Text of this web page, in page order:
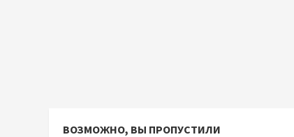
ВОЗМОЖНО, ВЫ ПРОПУСТИЛИ